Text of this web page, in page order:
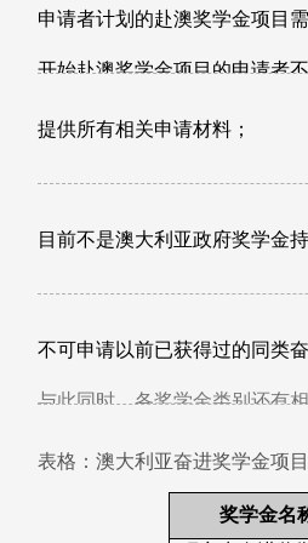
申请者计划的赴澳奖学金项目
开始赴澳奖学金项目的申请者
提供所有相关申请材料；
目前不是澳大利亚政府奖学金
不可申请以前已获得过的同类
与此同时，各奖学金类别还有
http://
表格：澳大利亚奋进奖学金项
奖学金名